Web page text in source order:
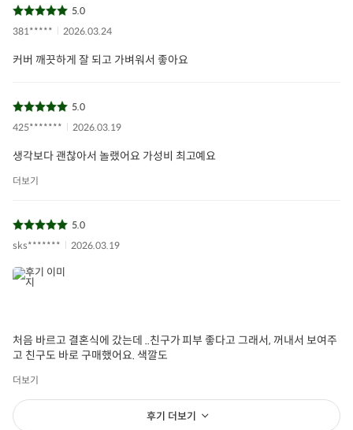
5.0
381*****
2026.03.24
커버 깨끗하게 잘 되고 가벼워서 좋아요
5.0
425*******
2026.03.19
생각보다 괜찮아서 놀랬어요 가성비 최고예요
더보기
5.0
sks*******
2026.03.19
처음 바르고 결혼식에 갔는데 ..친구가 피부 좋다고 그래서, 꺼내서 보여주
고 친구도 바로 구매했어요. 색깔도
더보기
후기 더보기